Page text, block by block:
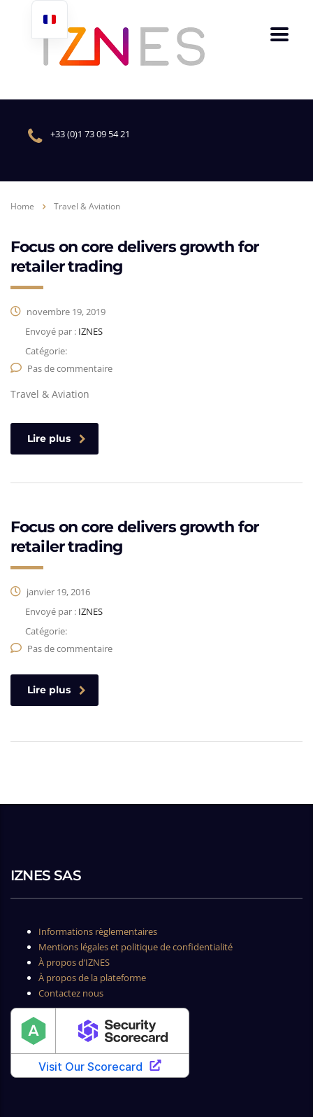
+33 (0)1 73 09 54 21
Home Travel & Aviation
Focus on core delivers growth for
retailer trading
novembre 19, 2019
Envoyé par : IZNES
Catégorie:
Pas de commentaire
Travel & Aviation
Lire plus
Focus on core delivers growth for
retailer trading
janvier 19, 2016
Envoyé par : IZNES
Catégorie:
Pas de commentaire
Lire plus
IZNES SAS
Informations règlementaires
Mentions légales et politique de confidentialité
À propos d’IZNES
À propos de la plateforme
Contactez nous